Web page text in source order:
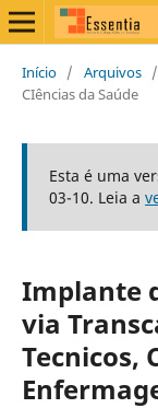
Início / Arquivos /
CIências da Saúde
Esta é uma
03-10. Leia a
Implante
via
Tecnicos,